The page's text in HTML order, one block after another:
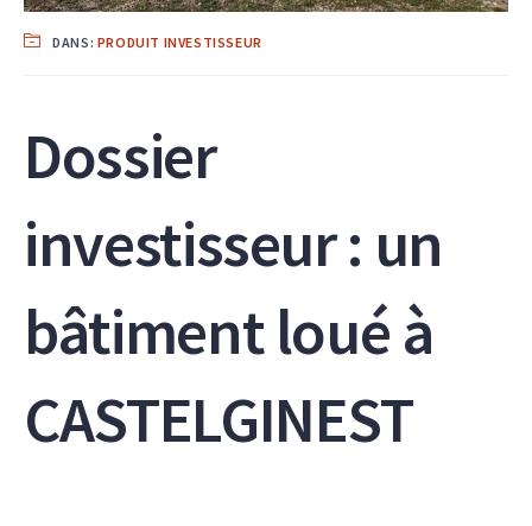
DANS: PRODUIT INVESTISSEUR
Dossier
investisseur : un
bâtiment loué à
CASTELGINEST